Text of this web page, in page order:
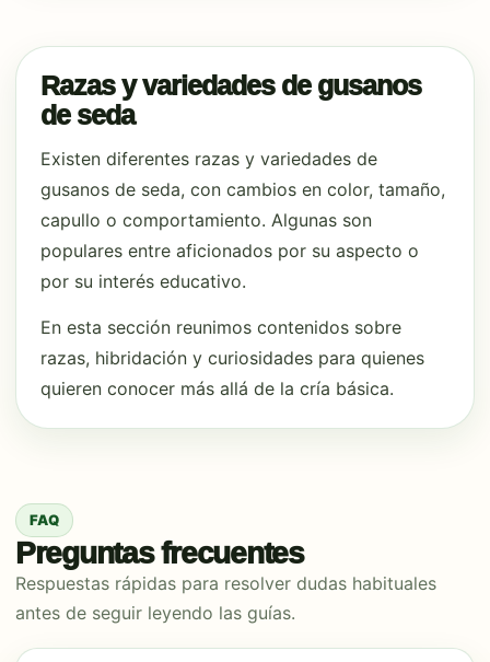
Razas y variedades de gusanos
de seda
Existen diferentes razas y variedades de
gusanos de seda, con cambios en color, tamaño,
capullo o comportamiento. Algunas son
populares entre aficionados por su aspecto o
por su interés educativo.
En esta sección reunimos contenidos sobre
razas, hibridación y curiosidades para quienes
quieren conocer más allá de la cría básica.
FAQ
Preguntas frecuentes
Respuestas rápidas para resolver dudas habituales
antes de seguir leyendo las guías.